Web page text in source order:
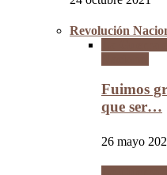
Revolución
Fuimos
que ser…
26 mayo